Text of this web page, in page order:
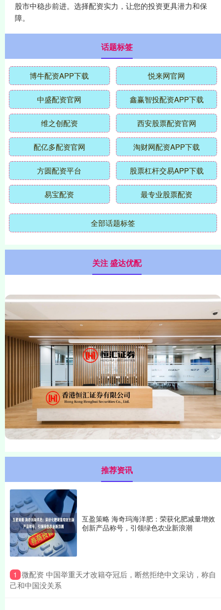
股市中稳步前进。选择配资实力，让您的投资更具潜力和保
障。
话题标签
博牛配资APP下载 悦来网官网
中盛配资官网 鑫赢智投配资APP下载
维之创配资 西安股票配资官网
配亿多配资官网 淘财网配资APP下载
方圆配资平台 股票杠杆交易APP下载
易宝配资 最专业股票配资
全部话题标签
关注 盛达优配
推荐资讯
互盈策略 海奇玛海洋肥：荣获化肥减量增效
创新产品称号，引领绿色农业新浪潮
1 ​微配资 中国举重天才改籍夺冠后，断然拒绝中文采访，称自
己和中国没关系